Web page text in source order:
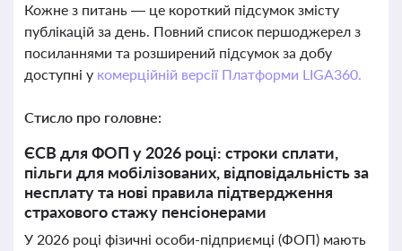
Кожне з питань — це короткий підсумок змісту
публікацій за день. Повний список першоджерел з
посиланнями та розширений підсумок за добу
доступні у комерційній версії Платформи LIGA360.
Стисло про головне:
ЄСВ для ФОП у 2026 році: строки сплати,
пільги для мобілізованих, відповідальність за
несплату та нові правила підтвердження
страхового стажу пенсіонерами
У 2026 році фізичні особи-підприємці (ФОП) мають